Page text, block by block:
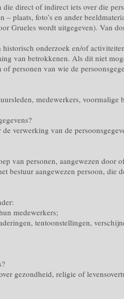
direct of indirect iets over die
plaats, foto’s en ander
Grueles wordt uitgegeven). Van
onderzoek en/of
van betrokkenen. Als dit niet
personen van wie de
medewerkers, voormalige
verwerking van de
van personen, aangewezen door
bestuur aangewezen persoon, die
medewerkers;
tentoonstellingen,
gezondheid, religie of